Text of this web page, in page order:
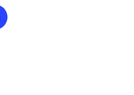
sur Linkedin